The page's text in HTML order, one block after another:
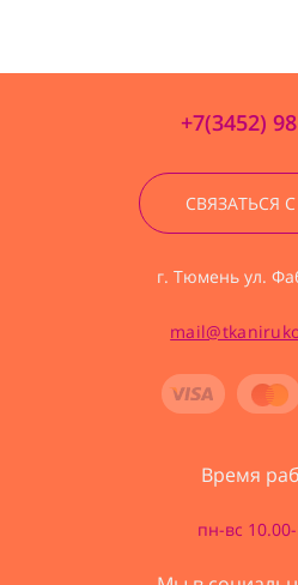
+7(3452)
СВЯЗАТЬСЯ
г. Тюмень ул.
Время
пн-вс